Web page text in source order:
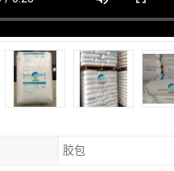
胶包